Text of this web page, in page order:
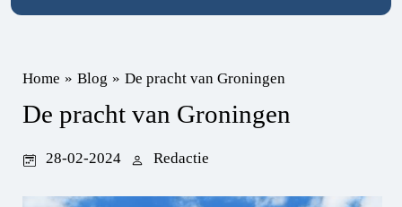
Home » Blog » De pracht van Groningen
De pracht van Groningen
28-02-2024 Redactie